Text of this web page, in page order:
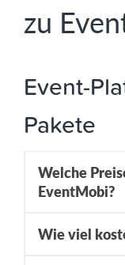
zu
Event-
Pakete
Welche
EventMobi?
Wie viel